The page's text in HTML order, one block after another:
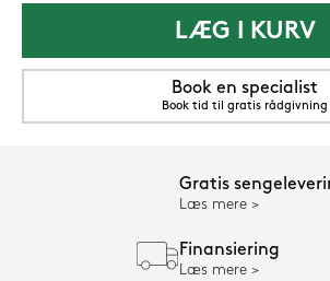
LÆG I KURV
Book en specialist
Book tid til gratis rådgivning
Gratis
Læs mere
Finansiering
Læs mere